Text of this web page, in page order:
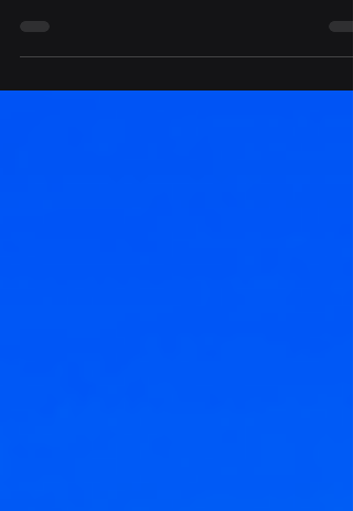
usual, es realizar algún tipo de análisis
fundamental...